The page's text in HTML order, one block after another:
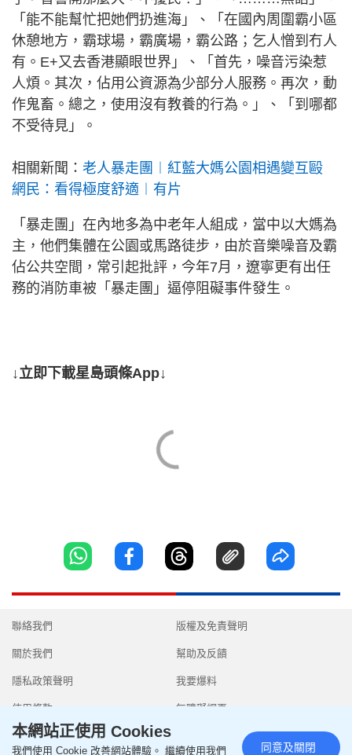
「能不能幫忙把她們扔進海」、「在國內周圍霸小區
休憩地方，霸球場，霸廣場，霸公路；乞人憎到冇人
有。E+又去香港顯眼世界」、「首先，噪音污染惹
人煩。其次，佔用公資源為少部分人服務。再次，動
作鬼畜。總之，使用沒有教養的行為。」、「到哪都
不受待見」。
相關新聞： 老人暴走團︱紅藍大媽公園相遇變互毆
網民：看得極度舒適︱有片
「暴走團」在內地多為中老年人組成，當中以大媽為
主，他們集體在公園或馬路徒步，由於音樂噪音及霸
佔公共空間，常引起批評，今年7月，遼寧更有出任
務的消防車被「暴走團」逼停阻礙事件發生。
↓立即下載星島頭條App↓
聯絡我們
關於我們
隱私政策聲明
使用條款
版權及免責聲明
幫助及反饋
我要爆料
無障礙網頁
本網站正使用 Cookies
我們使用 Cookie 改善網站體驗。 繼續使用我們 同意及關閉